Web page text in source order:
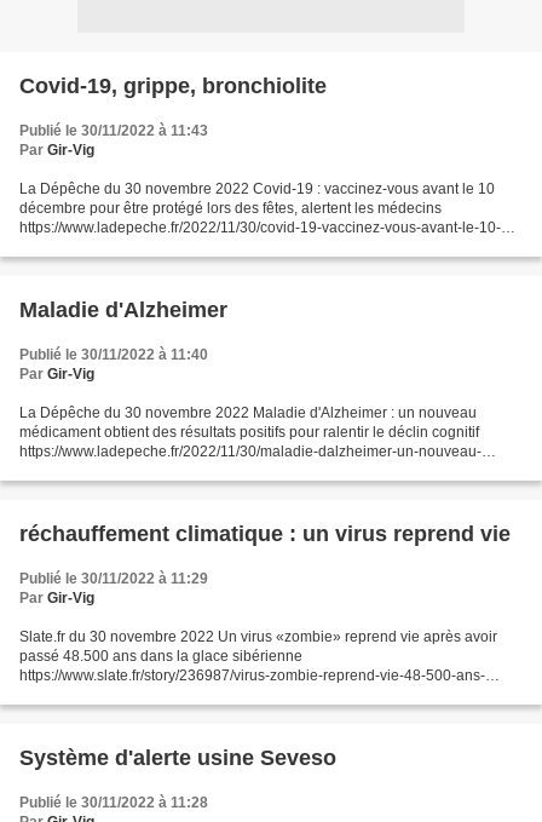
Covid-19, grippe, bronchiolite
Publié le 30/11/2022 à 11:43
Par Gir-Vig
La Dépêche du 30 novembre 2022 Covid-19 : vaccinez-vous avant le 10
décembre pour être protégé lors des fêtes, alertent les médecins
https://www.ladepeche.fr/2022/11/30/covid-19-vaccinez-vous-avant-le-10-
10836974.php?M_BT=43827094344#xtor=EPR-1-[newsletter]-20221130-
Maladie d'Alzheimer
Publié le 30/11/2022 à 11:40
Par Gir-Vig
La Dépêche du 30 novembre 2022 Maladie d'Alzheimer : un nouveau
médicament obtient des résultats positifs pour ralentir le déclin cognitif
https://www.ladepeche.fr/2022/11/30/maladie-dalzheimer-un-nouveau-
réchauffement climatique : un virus reprend vie
Publié le 30/11/2022 à 11:29
Par Gir-Vig
Slate.fr du 30 novembre 2022 Un virus «zombie» reprend vie après avoir
passé 48.500 ans dans la glace sibérienne
https://www.slate.fr/story/236987/virus-zombie-reprend-vie-48-500-ans-
Système d'alerte usine Seveso
Publié le 30/11/2022 à 11:28